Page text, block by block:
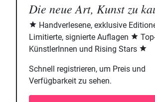
Die neue Art, Kunst zu
Handverlesene, exklusive
Limitierte, signierte Auflagen
KünstlerInnen und Rising Stars
Schnell registrieren, um Preis und
Verfügbarkeit zu sehen.